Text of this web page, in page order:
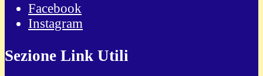
Facebook
Instagram
Sezione Link Utili